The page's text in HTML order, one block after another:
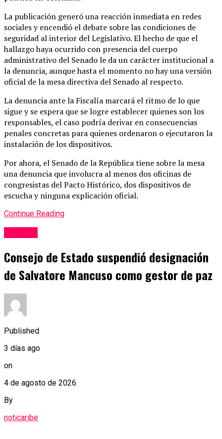
La publicación generó una reacción inmediata en redes
sociales y encendió el debate sobre las condiciones de
seguridad al interior del Legislativo. El hecho de que el
hallazgo haya ocurrido con presencia del cuerpo
administrativo del Senado le da un carácter institucional a
la denuncia, aunque hasta el momento no hay una versión
oficial de la mesa directiva del Senado al respecto.
La denuncia ante la Fiscalía marcará el ritmo de lo que
sigue y se espera que se logre establecer quienes son los
responsables, el caso podría derivar en consecuencias
penales concretas para quienes ordenaron o ejecutaron la
instalación de los dispositivos.
Por ahora, el Senado de la República tiene sobre la mesa
una denuncia que involucra al menos dos oficinas de
congresistas del Pacto Histórico, dos dispositivos de
escucha y ninguna explicación oficial.
Continue Reading
Consejo de Estado suspendió designación
de Salvatore Mancuso como gestor de paz
Published
3 días ago
on
4 de agosto de 2026
By
noticaribe